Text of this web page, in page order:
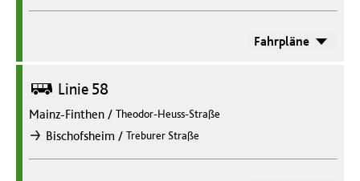
Fahrpläne
Bus Linie 58
Mainz-Finthen / Theodor-Heuss-Straße
nachBischofsheim / Treburer Straße